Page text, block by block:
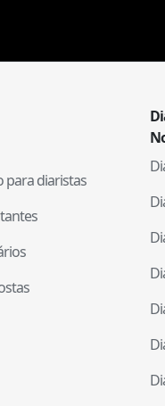
para diaristas